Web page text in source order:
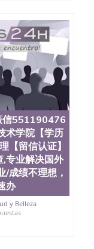
、科学学院
学生们提供
、医学、护
电气工程、
英语、社会
业 1、客户
留服注册申请
果，完成结果
单所使用的
合重叠。 文
海外客户群
成绩单，资
握的海外学
户的需求。
倾情诠释什
部认证,录
信551190476
术学院【学历
【留信认证】
专业解决国外
/成绩不理想，
办
y Belleza